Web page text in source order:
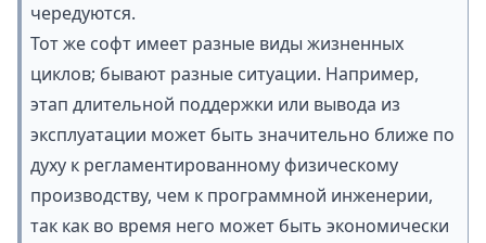
чередуются.
Тот же софт имеет разные виды жизненных
циклов; бывают разные ситуации. Например,
этап длительной поддержки или вывода из
эксплуатации может быть значительно ближе по
духу к регламентированному физическому
производству, чем к программной инженерии,
так как во время него может быть экономически